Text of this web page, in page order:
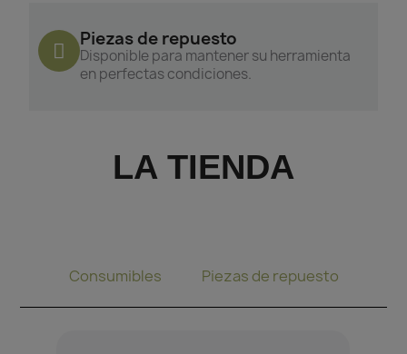
Piezas de repuesto
Disponible para mantener su herramienta
en perfectas condiciones.
LA TIENDA
Consumibles Piezas de repuesto